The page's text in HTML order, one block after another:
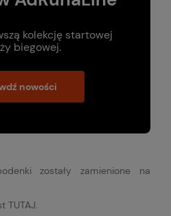
kolekcję startowej
biegowej.
nowości
zostały zamienione na
TUTAJ.